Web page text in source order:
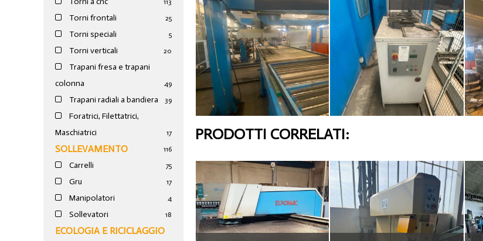
113
Torni frontali 25
Torni speciali 5
Torni verticali 20
Trapani fresa e trapani
colonna
49
Trapani radiali a bandiera 39
Foratrici, Filettatrici,
Maschiatrici
17
SOLLEVAMENTO 116
Carrelli 75
Gru 17
Manipolatori 4
Sollevatori 18
ECOLOGIA E RICICLAGGIO
PRODOTTI CORRELATI: